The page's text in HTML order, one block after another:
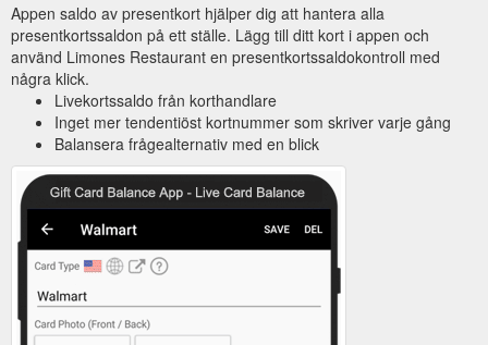
Appen saldo av presentkort hjälper dig att hantera alla
presentkortssaldon på ett ställe. Lägg till ditt kort i appen och
använd Limones Restaurant en presentkortssaldokontroll med
några klick.
Livekortssaldo från korthandlare
Inget mer tendentiöst kortnummer som skriver varje gång
Balansera frågealternativ med en blick